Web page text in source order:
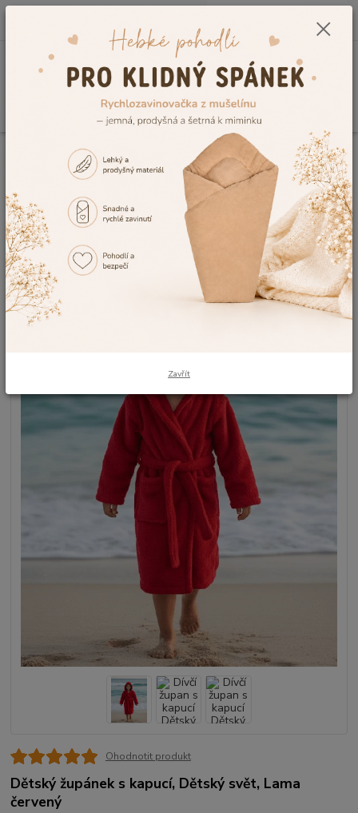
0,00 Kč
Kojenecké a dětské oblečení Dětské župany a ponča
Dívčí župan
s kapucí Dětský svět Lama červený
Dívčí župan s kapucí Dětský svět
Lama červený
Ohodnotit produkt
Dětský župánek s kapucí, Dětský svět, Lama
červený
Zavřít